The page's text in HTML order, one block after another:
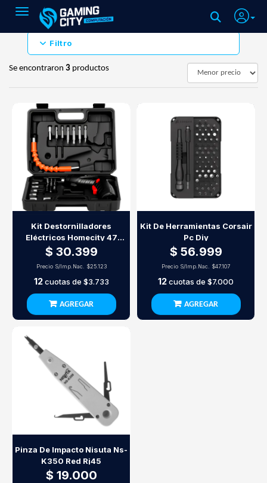
Toggle navigation
Filtro
Se encontraron 3 productos
Kit Destornilladores
Eléctricos Homecity 47
Piezas 4.8V Batería Litio
$ 30.399
Precio S/Imp.Nac. $25.123
12cuotas de $3.733
AGREGAR
Kit De Herramientas Corsair
Pc Diy
$ 56.999
Precio S/Imp.Nac. $47.107
12cuotas de $7.000
AGREGAR
Pinza De Impacto Nisuta Ns-
K350 Red Rj45
$ 19.000